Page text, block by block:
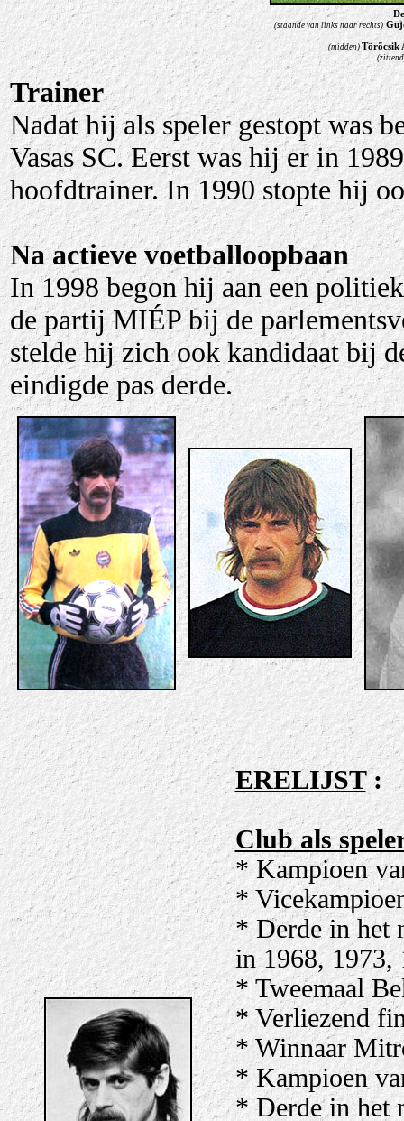
(staande van links naar rechts)
(midden) Törõcsik
Trainer
Nadat hij als speler gestopt was
Vasas SC. Eerst was hij er in
hoofdtrainer. In 1990 stopte hij
Na actieve voetballoopbaan
In 1998 begon hij aan een
de partij MIÉP bij de
stelde hij zich ook kandidaat bij
eindigde pas derde.
ERELIJST:
Club als
* Kampioen
*
* Derde in het
in 1968, 1973,
* Tweemaal
* Verliezend
* Winnaar
* Kampioen
* Derde in het